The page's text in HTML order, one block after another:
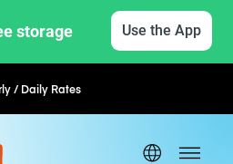
storage Use the App
Flexible Booking